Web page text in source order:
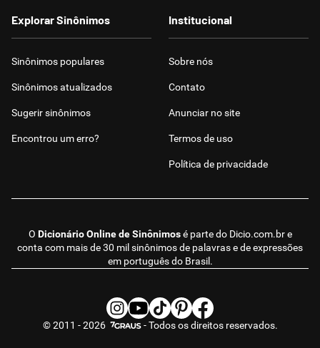
O Dicionário Online de Sinônimosé parte do Dicio.com.bre
conta com mais de 30 mil sinônimos de palavras e de expressões
em português do Brasil.
Explorar Sinônimos
Sinônimos populares
Sinônimos atualizados
Sugerir sinônimos
Encontrou um erro?
Institucional
Sobre nós
Contato
Anunciar no site
Termos de uso
Política de privacidade
© 2011 - 2026 - Todos os direitos reservados.